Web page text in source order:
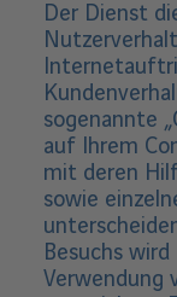
Der Dienst
sogenannte
auf Ihrem
mit deren
sowie
Besuchs
Verwendung